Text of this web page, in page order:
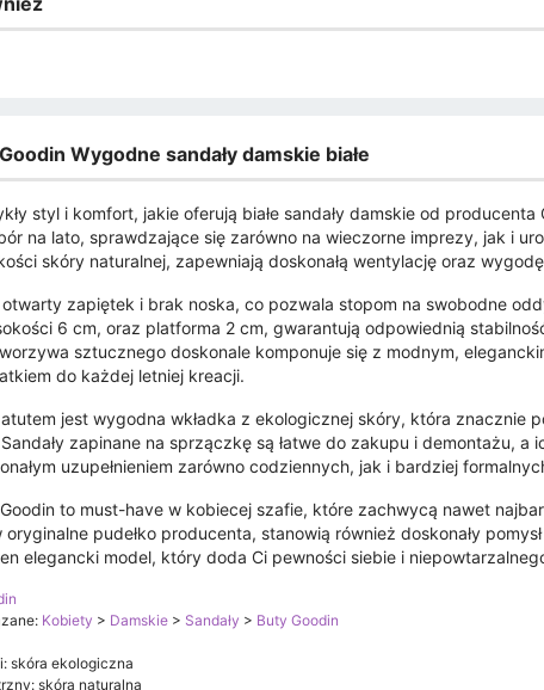
Wygodne sandały damskie białe
styl i komfort, jakie oferują białe sandały damskie od
na lato, sprawdzające się zarówno na wieczorne imprezy, jak i
skóry naturalnej, zapewniają doskonałą wentylację oraz
otwarty zapiętek i brak noska, co pozwala stopom na swobodne
6 cm, oraz platforma 2 cm, gwarantują odpowiednią
sztucznego doskonale komponuje się z modnym,
do każdej letniej kreacji.
jest wygodna wkładka z ekologicznej skóry, która znacznie
zapinane na sprzączkę są łatwe do zakupu i demontażu, a
uzupełnieniem zarówno codziennych, jak i bardziej
Goodin to must-have w kobiecej szafie, które zachwycą nawet
oryginalne pudełko producenta, stanowią również doskonały
elegancki model, który doda Ci pewności siebie i
Kobiety > Damskie > Sandały > Buty Goodin
skóra ekologiczna
skóra naturalna